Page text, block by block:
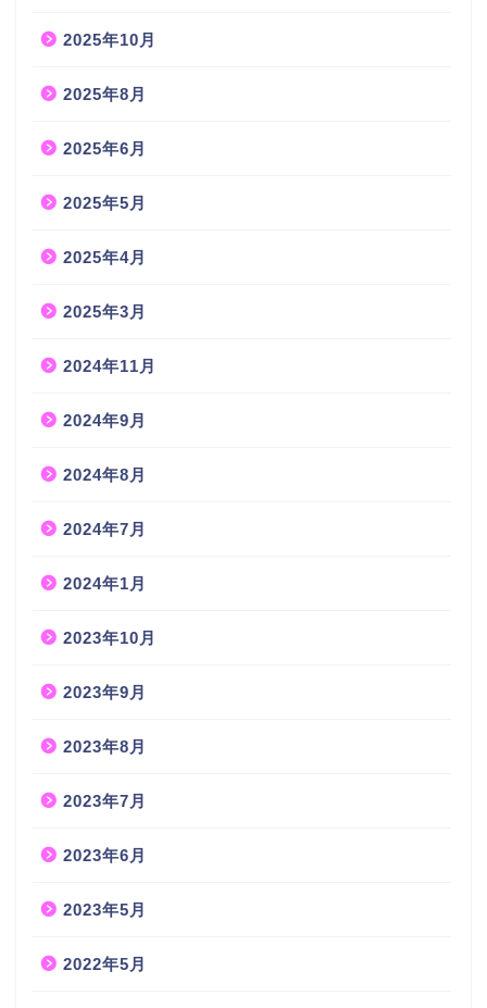
2025年10月
2025年8月
2025年6月
2025年5月
2025年4月
2025年3月
2024年11月
2024年9月
2024年8月
2024年7月
2024年1月
2023年10月
2023年9月
2023年8月
2023年7月
2023年6月
2023年5月
2022年5月